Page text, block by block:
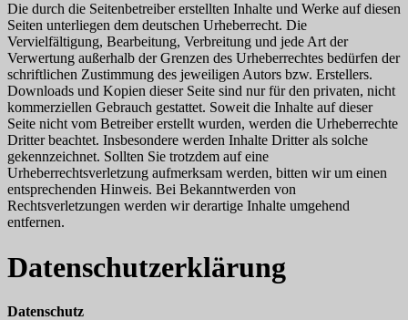
Die durch die Seitenbetreiber erstellten Inhalte und Werke auf diesen
Seiten unterliegen dem deutschen Urheberrecht. Die
Vervielfältigung, Bearbeitung, Verbreitung und jede Art der
Verwertung außerhalb der Grenzen des Urheberrechtes bedürfen der
schriftlichen Zustimmung des jeweiligen Autors bzw. Erstellers.
Downloads und Kopien dieser Seite sind nur für den privaten, nicht
kommerziellen Gebrauch gestattet. Soweit die Inhalte auf dieser
Seite nicht vom Betreiber erstellt wurden, werden die Urheberrechte
Dritter beachtet. Insbesondere werden Inhalte Dritter als solche
gekennzeichnet. Sollten Sie trotzdem auf eine
Urheberrechtsverletzung aufmerksam werden, bitten wir um einen
entsprechenden Hinweis. Bei Bekanntwerden von
Rechtsverletzungen werden wir derartige Inhalte umgehend
entfernen.
Datenschutzerklärung
Datenschutz